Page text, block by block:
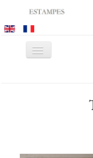
Basculer
GALERIE